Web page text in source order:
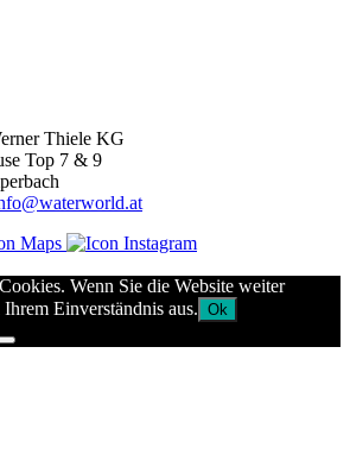
Thiele KG
Top 7 & 9
Wenn Sie die Website weiter
Einverständnis aus. Ok